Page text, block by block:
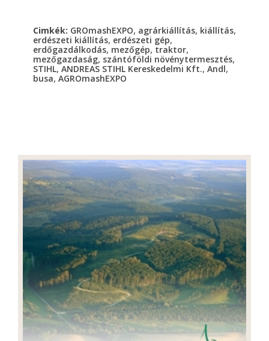
Cimkék: GROmashEXPO, agrárkiállítás, kiállítás,
erdészeti kiállítás, erdészeti gép,
erdőgazdálkodás, mezőgép, traktor,
mezőgazdaság, szántóföldi növénytermesztés,
STIHL,ANDREAS STIHL Kereskedelmi Kft., Andl,
busa, AGROmashEXPO